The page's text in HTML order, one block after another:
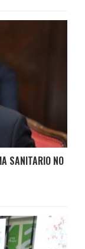
SANITARIO NO